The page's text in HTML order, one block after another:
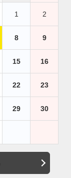
1 2
8 9
15 16
22 23
29 30